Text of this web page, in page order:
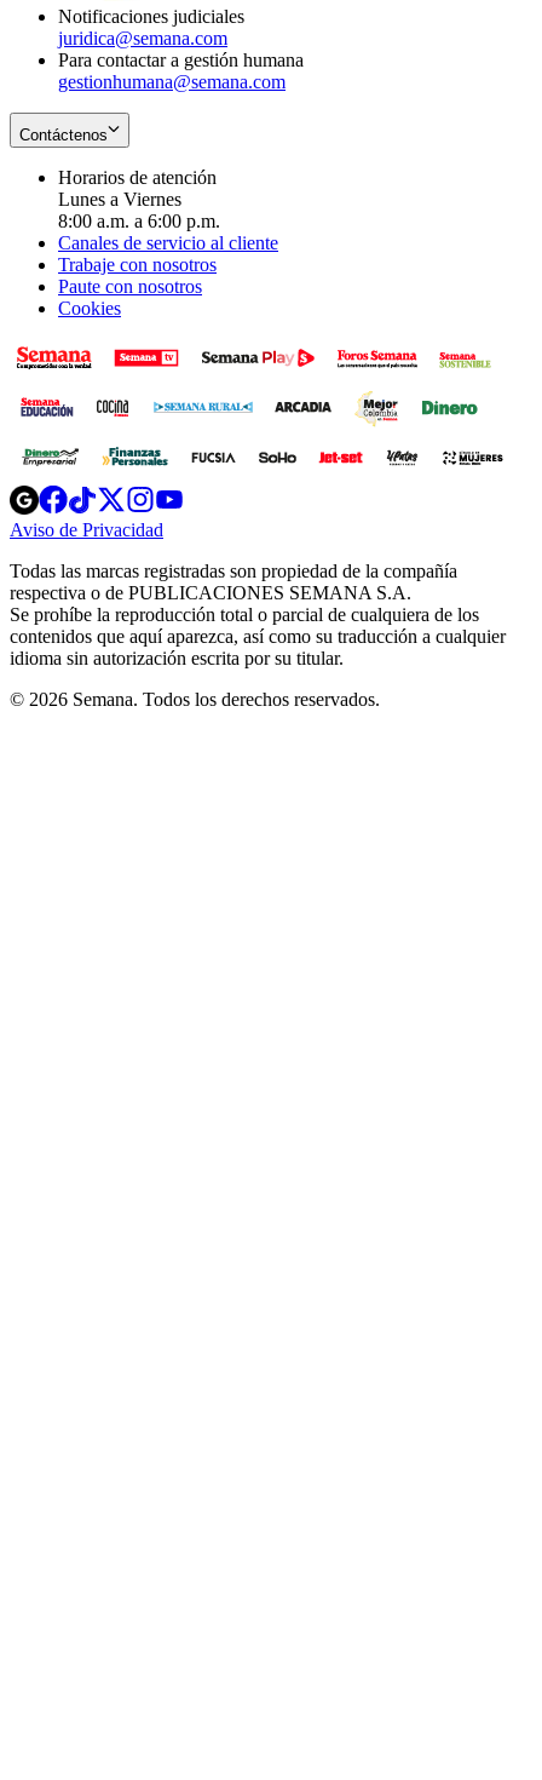
Notificaciones judiciales
juridica@semana.com
Para contactar a gestión humana
gestionhumana@semana.com
Contáctenos
Horarios de atención
Lunes a Viernes
8:00 a.m. a 6:00 p.m.
Canales de servicio al cliente
Trabaje con nosotros
Paute con nosotros
Cookies
Opens
in
new
Opens
in
new
Opens
in
new
window
Opens
new
windowwindow
Aviso de Privacidad
new
window
Todas las marcas registradas son propiedad de la compañía
respectiva o de PUBLICACIONES SEMANA S.A.
Se prohíbe la reproducción total o parcial de cualquiera de los
contenidos que aquí aparezca, así como su traducción a cualquier
idioma sin autorización escrita por su titular.
© 2026 Semana. Todos los derechos reservados.